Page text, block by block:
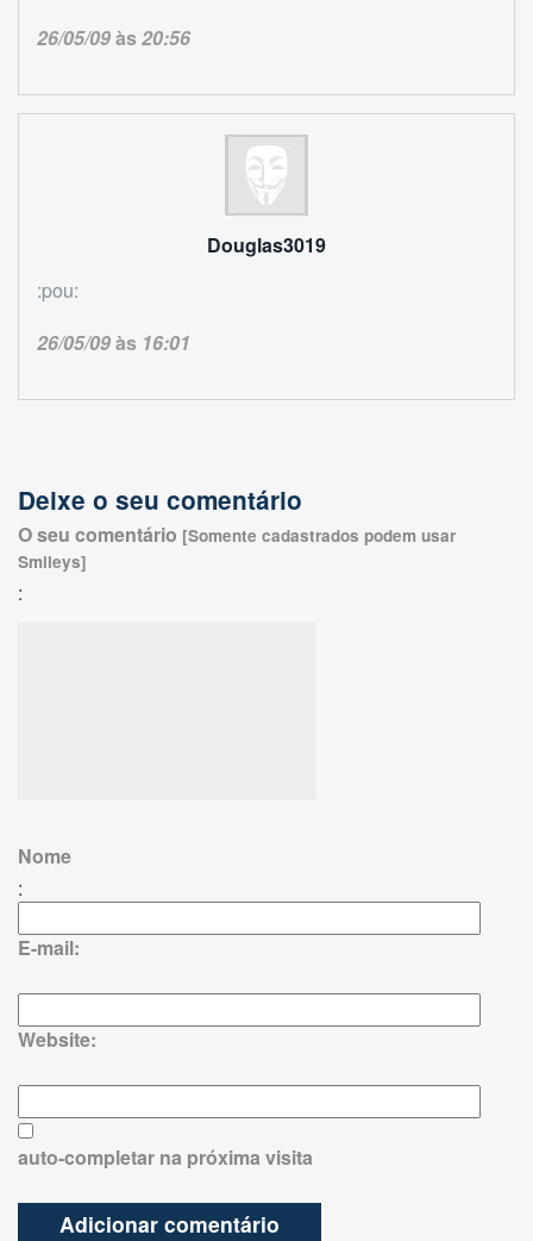
26/05/09às20:56
Douglas3019
:pou:
26/05/09às 16:01
Deixe o seu comentário
O seu comentário [Somente cadastrados podem usar
Smileys]
:
Nome
:
E-mail:
Website:
auto-completar na próxima visita